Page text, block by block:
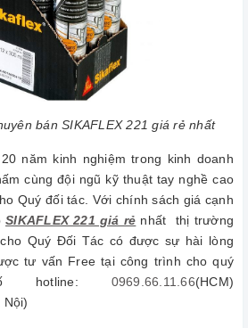
bán SIKAFLEX 221 giá rẻ nhất
năm kinh nghiệm trong kinh doanh
cùng đội ngũ kỹ thuật tay nghề cao
Quý đối tác. Với chính sách giá cạnh
SIKAFLEX 221 giá rẻ nhất thị trường
Quý Đối Tác có được sự hài lòng
tư vấn Free tại công trình cho quý
hotline: 0969.66.11.66(HCM)
Nội)